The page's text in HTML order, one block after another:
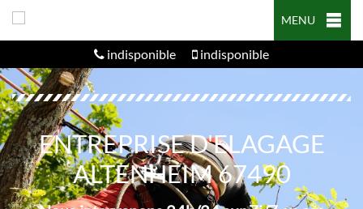
MENU
indisponible indisponible
ENTREPRISE D'ELAGAGE
ALTENHEIM 67490